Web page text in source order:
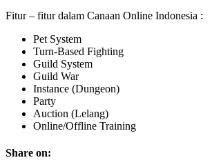
Fitur – fitur dalam Canaan Online Indonesia :
Pet System
Turn-Based Fighting
Guild System
Guild War
Instance (Dungeon)
Party
Auction (Lelang)
Online/Offline Training
Share on: